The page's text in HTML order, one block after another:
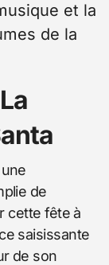
et la
de la
de
cette fête à
saisissante
de son